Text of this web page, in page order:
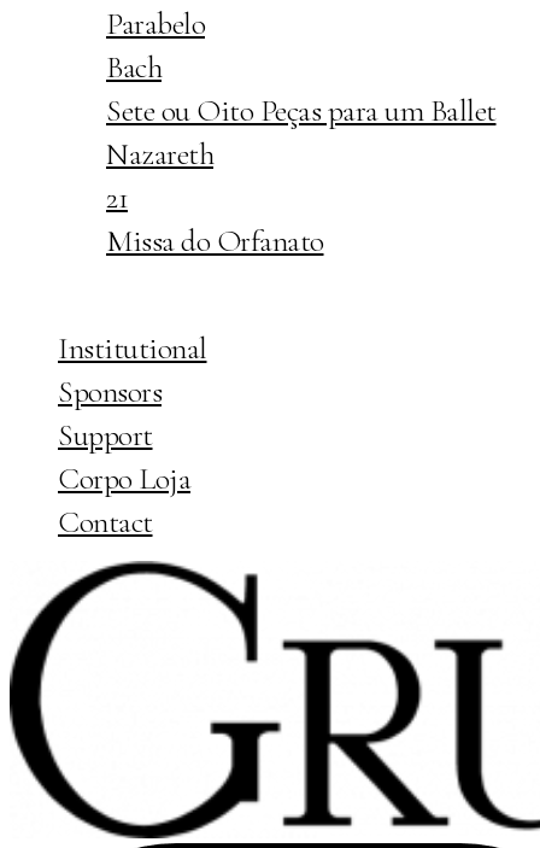
Parabelo
Bach
Sete ou Oito Peças para um Ballet
Nazareth
21
Missa do Orfanato
Institutional
Sponsors
Support
Corpo Loja
Contact